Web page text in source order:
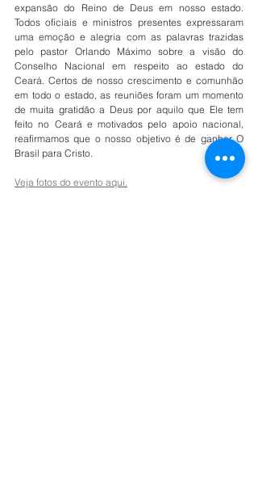
expansão do Reino de Deus em nosso estado.
Todos oficiais e ministros presentes expressaram
uma emoção e alegria com as palavras trazidas
pelo pastor Orlando Máximo sobre a visão do
Conselho Nacional em respeito ao estado do
Ceará. Certos de nosso crescimento e comunhão
em todo o estado, as reuniões foram um momento
de muita gratidão a Deus por aquilo que Ele tem
feito no Ceará e motivados pelo apoio nacional,
reafirmamos que o nosso objetivo é de ganhar O
Brasil para Cristo.
Veja fotos do evento aqui.